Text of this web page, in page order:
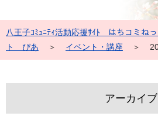
八王子ｺﾐｭﾆﾃｨ活動応援ｻｲﾄ はちコミねっ
ト ぴあ
＞ イベント・講座 ＞
アーカイブ